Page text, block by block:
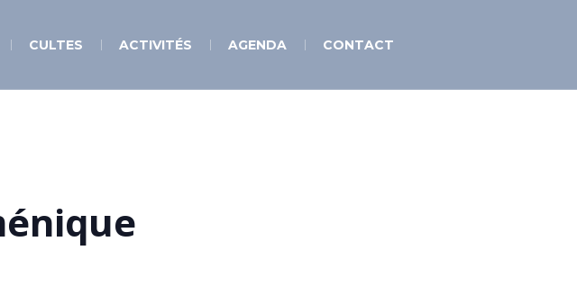
CULTES ACTIVITÉS AGENDA CONTACT